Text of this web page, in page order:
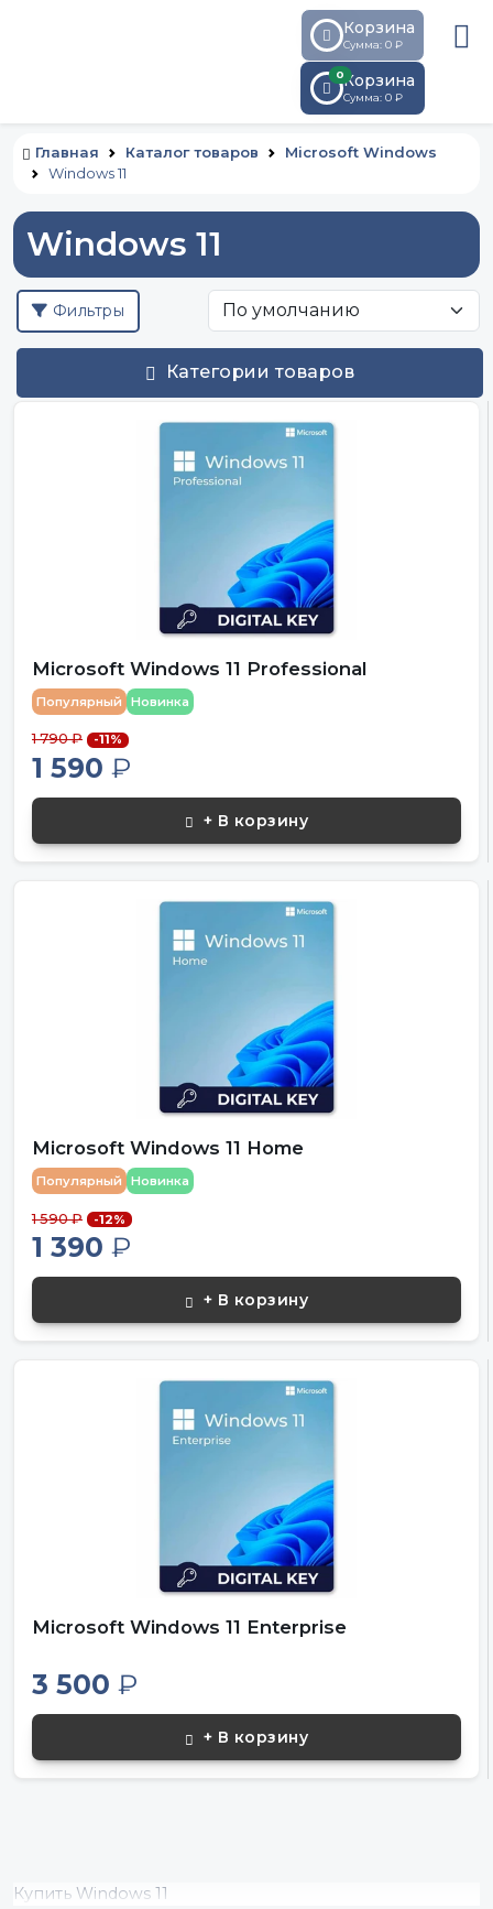
Корзина
Сумма: 0 ₽
0Корзина
Сумма: 0 ₽
Главная Каталог товаров
Microsoft Windows
Windows 11
Windows 11
Фильтры
Категории товаров
Microsoft Windows 11 Professional
Популярный Новинка
1 790 ₽ -11%
1 590 ₽
+ В корзину
Microsoft Windows 11 Home
Популярный Новинка
1 590 ₽ -12%
1 390 ₽
+ В корзину
Microsoft Windows 11 Enterprise
3 500 ₽
+ В корзину
Купить Windows 11